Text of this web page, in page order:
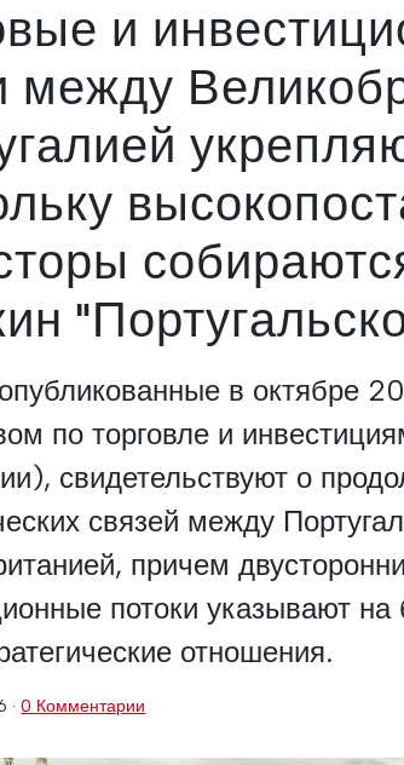
и
между
в октябре
по торговле и
свидетельствуют о
связей между
причем
потоки указывают на
отношения.
·0 Комментарии